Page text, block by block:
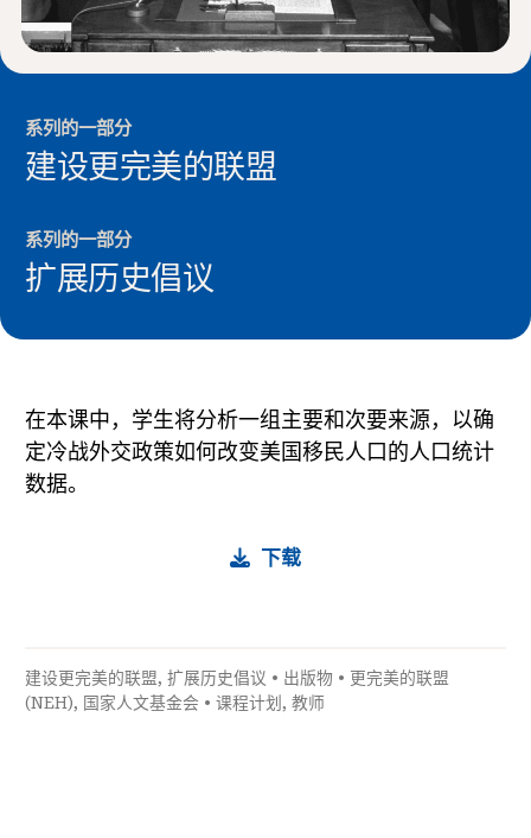
系列的一部分
建设更完美的联盟
系列的一部分
扩展历史倡议
在本课中，学生将分析一组主要和次要来源，以确
定冷战外交政策如何改变美国移民人口的人口统计
数据。
下载
建设更完美的联盟, 扩展历史倡议 • 出版物 • 更完美的联盟
(NEH), 国家人文基金会 • 课程计划 , 教师